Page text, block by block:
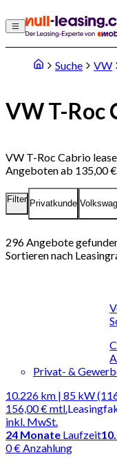
Suche VW
VW T-Roc
VW T-Roc Cabrio
Angeboten ab 135,00
Filter Privatkunde
296Angebote
Sortieren nach
Privat- &
10.226 km | 85 kW
156,00 €mtl.
inkl. MwSt.
24 Monate Laufzeit
0 € Anzahlung